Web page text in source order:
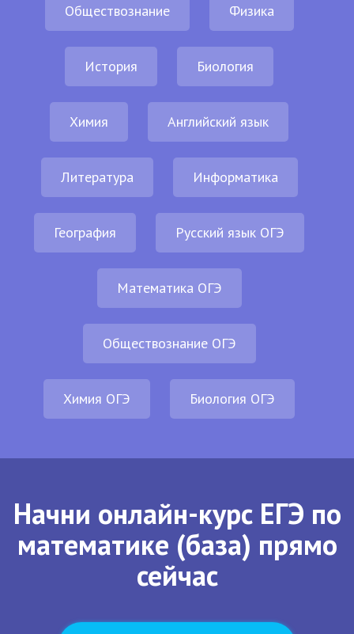
Обществознание Физика
История Биология
Химия Английский язык
Литература Информатика
География Русский язык ОГЭ
Математика ОГЭ
Обществознание ОГЭ
Химия ОГЭ Биология ОГЭ
Начни онлайн-курс ЕГЭ по
математике (база) прямо
сейчас